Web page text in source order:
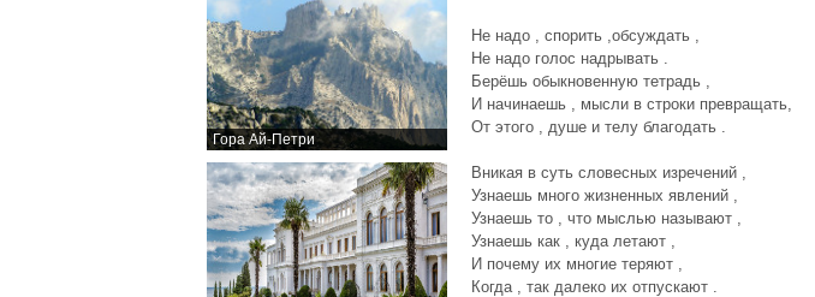
Гора Ай-Петри
Не надо , спорить ,обсуждать ,
Не надо голос надрывать .
Берёшь обыкновенную тетрадь ,
И начинаешь , мысли в строки превращать,
От этого , душе и телу благодать .
Вникая в суть словесных изречений ,
Узнаешь много жизненных явлений ,
Узнаешь то , что мыслью называют ,
Узнаешь как , куда летают ,
И почему их многие теряют ,
Когда , так далеко их отпускают .